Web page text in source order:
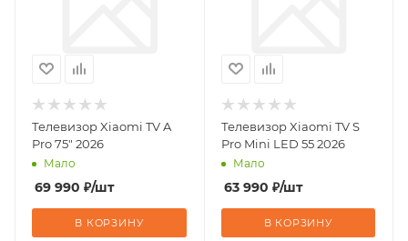
Телевизор Xiaomi TV A
Pro 75" 2026
Мало
69 990 ₽/шт
В КОРЗИНУ
Телевизор Xiaomi TV S
Pro Mini LED 55 2026
Мало
63 990 ₽/шт
В КОРЗИНУ